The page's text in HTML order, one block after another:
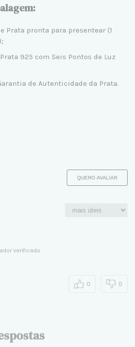
Prata pronta para presentear (1
925 com Seis Pontos de Luz
de Autenticidade da Prata.
QUERO AVALIAR
verificado
0 0